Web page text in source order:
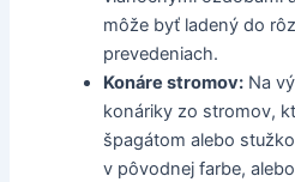
môže byť ladený do
prevedeniach.
Konáre stromov: Na
konáriky zo stromov,
špagátom alebo
v pôvodnej farbe,